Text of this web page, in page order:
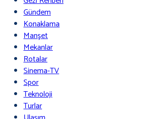
Gündem
Konaklama
Manşet
Mekanlar
Rotalar
Sinema-TV
Spor
Teknoloji
Turlar